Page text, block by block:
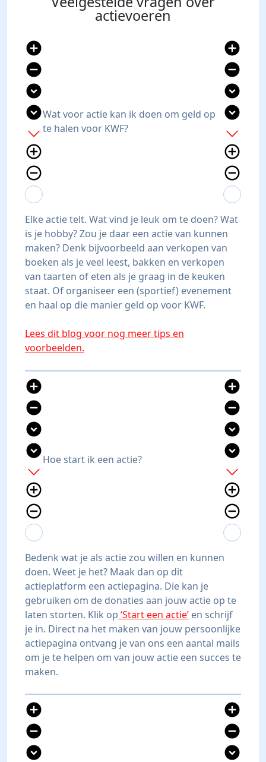
actievoeren
add_circle
remove_circle
expand_circle_down
expand_circle_down
add
add_circle_outline
remove_circle_outline
expand_more
expand_less
Wat voor actie kan ik doen om geld op
te halen voor KWF?
add_circle
remove_circle
expand_circle_down
expand_circle_down
add
add_circle_outline
remove_circle_outline
expand_more
expand_less
Elke actie telt. Wat vind je leuk om te doen? Wat
is je hobby? Zou je daar een actie van kunnen
maken? Denk bijvoorbeeld aan verkopen van
boeken als je veel leest, bakken en verkopen
van taarten of eten als je graag in de keuken
staat. Of organiseer een (sportief) evenement
en haal op die manier geld op voor KWF.
Lees dit blog voor nog meer tips en
voorbeelden.
add_circle
remove_circle
expand_circle_down
expand_circle_down
add
add_circle_outline
remove_circle_outline
expand_more
expand_less
Hoe start ik een actie?
add_circle
remove_circle
expand_circle_down
expand_circle_down
add
add_circle_outline
remove_circle_outline
expand_more
expand_less
Bedenk wat je als actie zou willen en kunnen
doen. Weet je het? Maak dan op dit
actieplatform een actiepagina. Die kan je
gebruiken om de donaties aan jouw actie op te
laten storten. Klik op ‘Start een actie’ en schrijf
je in. Direct na het maken van jouw persoonlijke
actiepagina ontvang je van ons een aantal mails
om je te helpen om van jouw actie een succes te
maken.
add_circle
remove_circle
expand_circle_down
add_circle
remove_circle
expand_circle_down